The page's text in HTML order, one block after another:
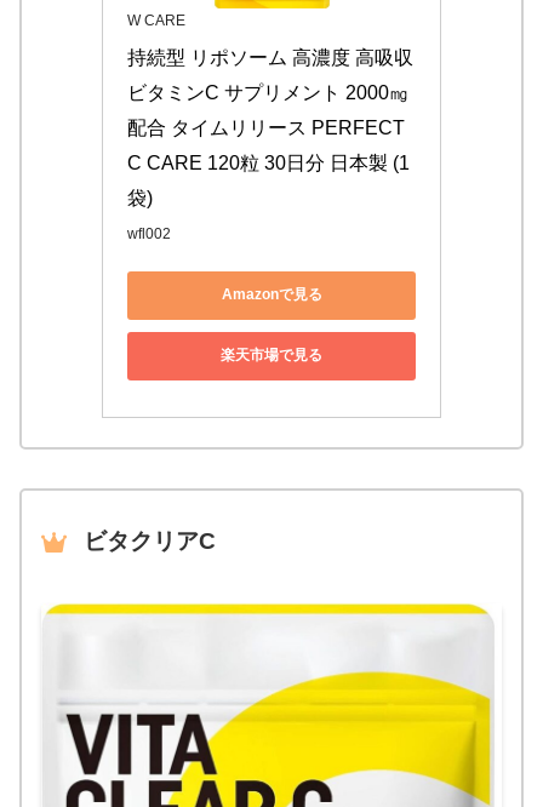
W CARE
持続型 リポソーム 高濃度 高吸収
ビタミンC サプリメント 2000㎎
配合 タイムリリース PERFECT
C CARE 120粒 30日分 日本製 (1
袋)
wfl002
Amazonで見る
楽天市場で見る
ビタクリアC